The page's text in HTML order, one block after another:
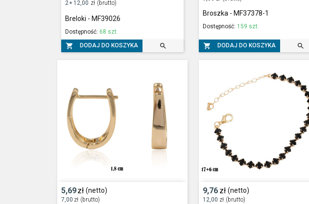
2 * 12,00 zł (brutto)
Breloki - MF39026
Dostępność: 68 szt.
 DODAJ DO KOSZYKA 
Broszka - MF37378-1
Dostępność: 159 szt.
 DODAJ DO KOSZYKA 
5,69zł (netto)
7,00 zł (brutto)
9,76 zł (netto)
12,00 zł (brutto)